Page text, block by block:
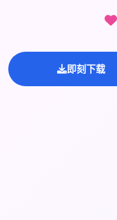
即刻下载